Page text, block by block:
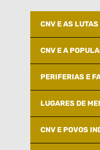
CNV E AS
CNV E A
PERIFERIAS E
LUGARES DE
CNV E POVOS